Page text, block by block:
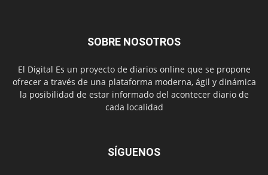
SOBRE NOSOTROS
El Digital Es un proyecto de diarios online que se propone
ofrecer a través de una plataforma moderna, ágil y dinámica
la posibilidad de estar informado del acontecer diario de
cada localidad
SÍGUENOS